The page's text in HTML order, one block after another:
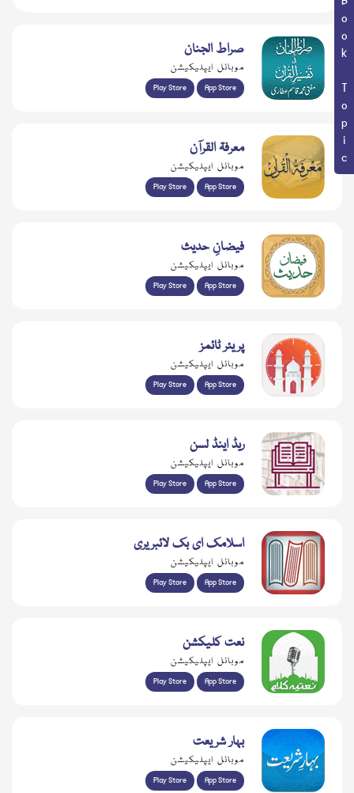
Book Topic صراط الجنان
موبائل ایپلیکیشن
Play Store App Store
معرفۃ القرآن
موبائل ایپلیکیشن
Play Store App Store
فیضانِ حدیث
موبائل ایپلیکیشن
Play Store App Store
پریئر ٹائمز
موبائل ایپلیکیشن
Play Store App Store
ریڈ اینڈ لسن
موبائل ایپلیکیشن
Play Store App Store
اسلامک ای بک لائبریری
موبائل ایپلیکیشن
Play Store App Store
نعت کلیکشن
موبائل ایپلیکیشن
Play Store App Store
بہار شریعت
موبائل ایپلیکیشن
Play Store App Store